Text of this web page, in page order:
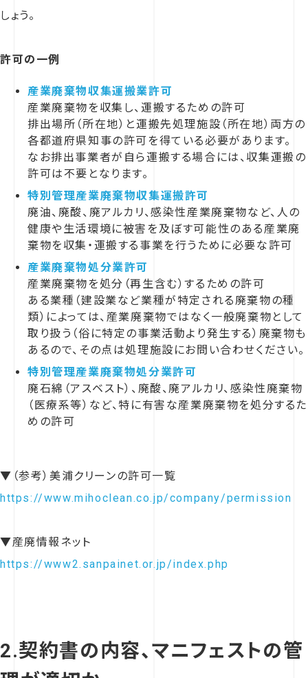
しょう。
許可の一例
産業廃棄物収集運搬業許可
産業廃棄物を収集し、運搬するための許可
排出場所（所在地）と運搬先処理施設（所在地）両方の
各都道府県知事の許可を得ている必要があります。
なお排出事業者が自ら運搬する場合には、収集運搬の
許可は不要となります。
特別管理産業廃棄物収集運搬許可
廃油、廃酸、廃アルカリ、感染性産業廃棄物など、人の
健康や生活環境に被害を及ぼす可能性のある産業廃
棄物を収集・運搬する事業を行うために必要な許可
産業廃棄物処分業許可
産業廃棄物を処分（再生含む）するための許可
ある業種（建設業など業種が特定される廃棄物の種
類）によっては、産業廃棄物ではなく一般廃棄物として
取り扱う（俗に特定の事業活動より発生する）廃棄物も
あるので、その点は処理施設にお問い合わせください。
特別管理産業廃棄物処分業許可
廃石綿（アスベスト）、廃酸、廃アルカリ、感染性廃棄物
（医療系等）など、特に有害な産業廃棄物を処分するた
めの許可
▼（参考）美浦クリーンの許可一覧
https://www.mihoclean.co.jp/company/permission
▼産廃情報ネット
https://www2.sanpainet.or.jp/index.php
2.契約書の内容、マニフェストの管